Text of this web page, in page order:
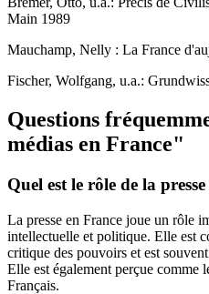
Main 1989
Mauchamp, Nelly : La France
Fischer, Wolfgang, u.a.:
Questions
médias en France"
Quel est le rôle de la
La presse en France joue un rôle
intellectuelle et politique. Elle est
critique des pouvoirs et est
Elle est également perçue comme
Français.